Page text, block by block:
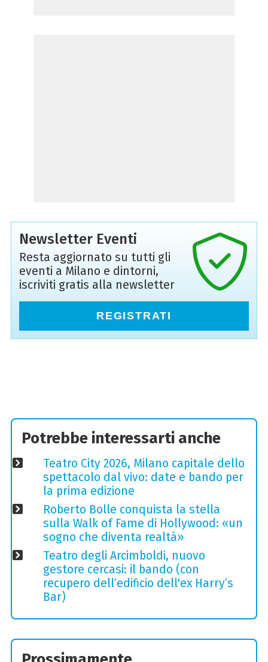
Newsletter Eventi
Resta aggiornato su tutti gli
eventi a Milano e dintorni,
iscriviti gratis alla newsletter
REGISTRATI
Potrebbe interessarti anche
Teatro City 2026, Milano capitale dello
spettacolo dal vivo: date e bando per
la prima edizione
Roberto Bolle conquista la stella
sulla Walk of Fame di Hollywood: «un
sogno che diventa realtà»
Teatro degli Arcimboldi, nuovo
gestore cercasi: il bando (con
recupero dell’edificio dell'ex Harry’s
Bar)